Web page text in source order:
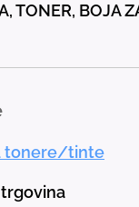
TONER, BOJA
tonere/tinte